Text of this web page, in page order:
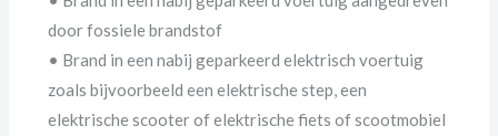
door fossiele brandstof
• Brand in een nabij geparkeerd elektrisch voertuig
zoals bijvoorbeeld een elektrische step, een
elektrische scooter of elektrische fiets of scootmobiel